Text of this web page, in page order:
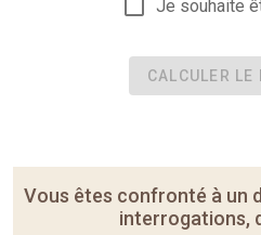
Vous êtes confronté à un
interrogations,